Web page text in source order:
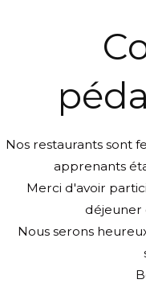
Nos restaurants sont
apprenants
Merci d'avoir
déjeuner
Nous serons